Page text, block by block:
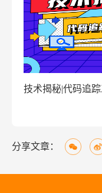
窃密病毒伪装
分享文章：